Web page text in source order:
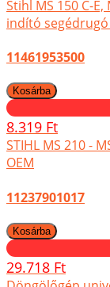
Stihl MS 150 C-E,
indító segédrugó
11461953500
8.319 Ft
STIHL MS 210 -
OEM
11237901017
29.718 Ft